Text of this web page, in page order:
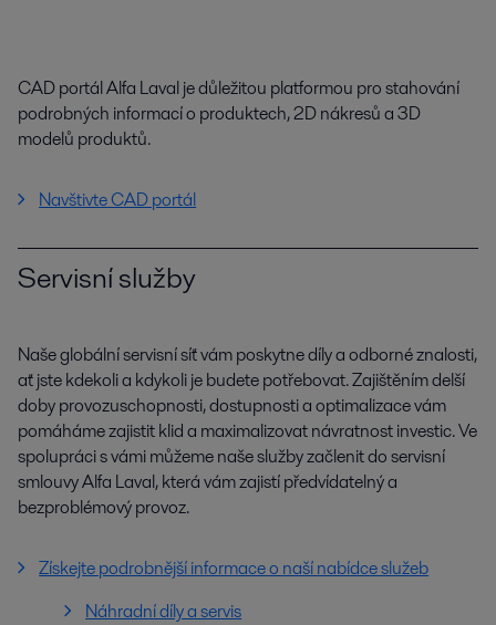
CAD portál Alfa Laval je důležitou platformou pro stahování
podrobných informací o produktech, 2D nákresů a 3D
modelů produktů.
Navštivte CAD portál
Servisní služby
Naše globální servisní síť vám poskytne díly a odborné znalosti,
ať jste kdekoli a kdykoli je budete potřebovat. Zajištěním delší
doby provozuschopnosti, dostupnosti a optimalizace vám
pomáháme zajistit klid a maximalizovat návratnost investic. Ve
spolupráci s vámi můžeme naše služby začlenit do servisní
smlouvy Alfa Laval, která vám zajistí předvídatelný a
bezproblémový provoz.
Získejte podrobnější informace o naší nabídce služeb
Náhradní díly a servis